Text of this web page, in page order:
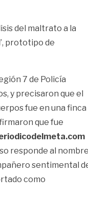
del maltrato a la
prototipo de
7 de Policía
y precisaron que el
fue en una finca
que fue
responde al
sentimental
como